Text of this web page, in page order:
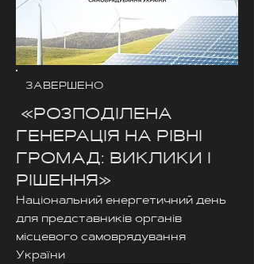
ЗАВЕРШЕНО
«РОЗПОДІЛЕНА
ГЕНЕРАЦІЯ НА РІВНІ
ГРОМАД: ВИКЛИКИ І
РІШЕННЯ»
Національний енергетичний день
для представників органів
місцевого самоврядування
України